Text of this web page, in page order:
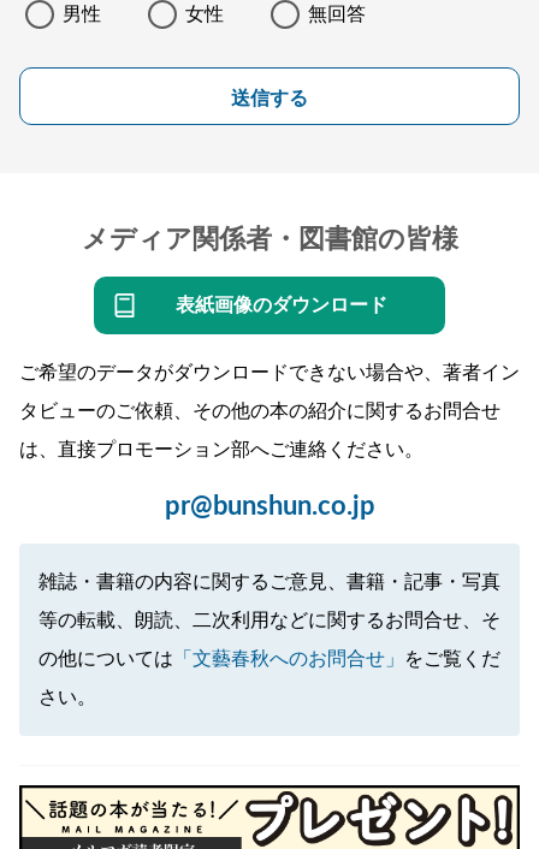
男性 女性 無回答
送信する
メディア関係者・図書館の皆様
表紙画像のダウンロード
ご希望のデータがダウンロードできない場合や、著者イン
タビューのご依頼、その他の本の紹介に関するお問合せ
は、直接プロモーション部へご連絡ください。
pr@bunshun.co.jp
雑誌・書籍の内容に関するご意見、書籍・記事・写真
等の転載、朗読、二次利用などに関するお問合せ、そ
の他については 「文藝春秋へのお問合せ」
をご覧くだ
さい。